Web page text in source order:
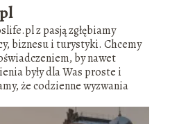
z pasją zgłębiamy
biznesu i turystyki. Chcemy
by nawet
były dla Was proste i
że codzienne wyzwania